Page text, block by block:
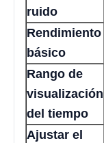
ruido
Rendimiento
básico
Rango de
visualización
del tiempo
Ajustar el